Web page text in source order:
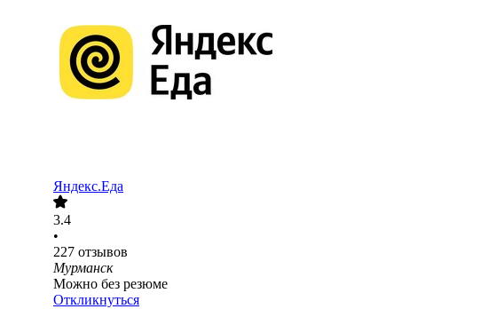
Яндекс.Еда
3.4
•
227 отзывов
Мурманск
Можно без резюме
Откликнуться